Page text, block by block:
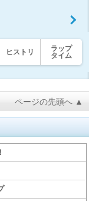
ヒストリ
ラップ
タイム
ページの先頭へ ▲